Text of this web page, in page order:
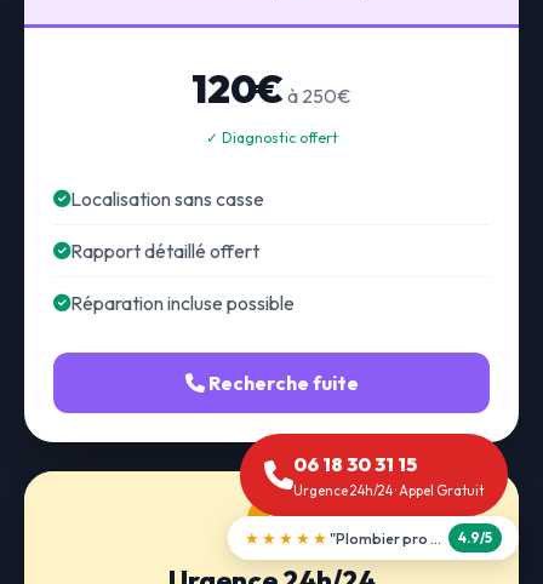
120€ à 250€
✓ Diagnostic offert
Localisation sans casse
Rapport détaillé offert
Réparation incluse possible
Recherche fuite
06 18 30 31 15
Urgence 24h/24 · Appel Gratuit
★★★★★ "Débouchage WC en 30 min" 5.0/5